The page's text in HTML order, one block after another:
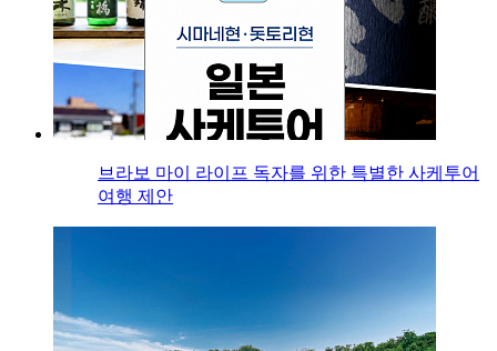
브라보 마이 라이프 독자를 위한 특별한 사케투어
여행 제안